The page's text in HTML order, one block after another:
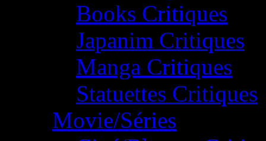
Books Critiques
Japanim Critiques
Manga Critiques
Statuettes Critiques
Movie/Séries